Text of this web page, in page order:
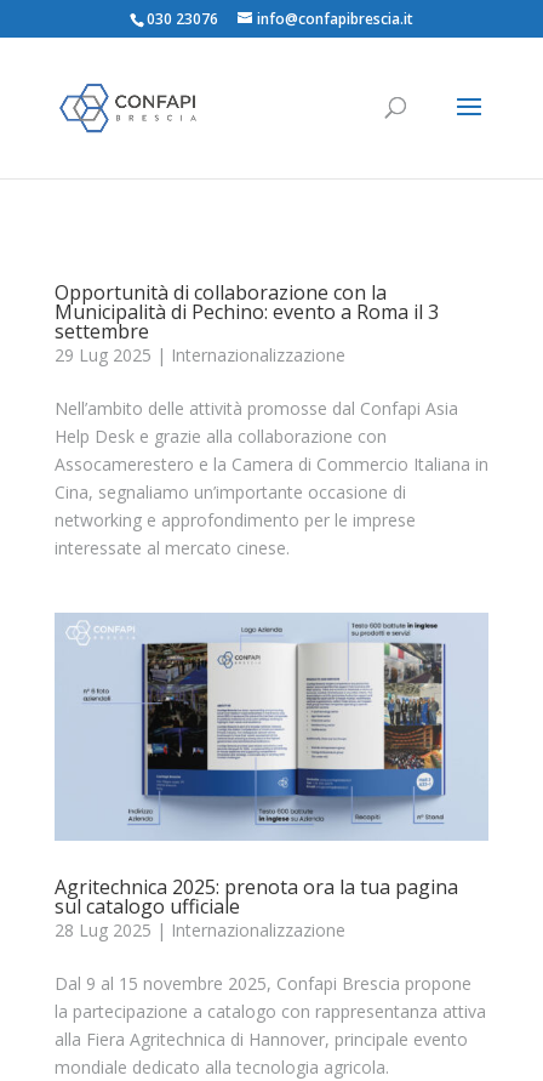
030 23076 info@confapibrescia.it
Opportunità di collaborazione con la
Municipalità di Pechino: evento a Roma il 3
settembre
29 Lug 2025 | Internazionalizzazione
Nell’ambito delle attività promosse dal Confapi Asia
Help Desk e grazie alla collaborazione con
Assocamerestero e la Camera di Commercio Italiana in
Cina, segnaliamo un’importante occasione di
networking e approfondimento per le imprese
interessate al mercato cinese.
Agritechnica 2025: prenota ora la tua pagina
sul catalogo ufficiale
28 Lug 2025 | Internazionalizzazione
Dal 9 al 15 novembre 2025, Confapi Brescia propone
la partecipazione a catalogo con rappresentanza attiva
alla Fiera Agritechnica di Hannover, principale evento
mondiale dedicato alla tecnologia agricola.